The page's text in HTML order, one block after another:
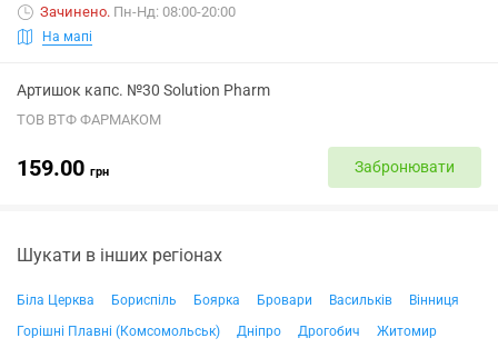
Зачинено. Пн-Нд: 08:00-20:00
На мапі
Артишок капс. №30 Solution Pharm
ТОВ ВТФ ФАРМАКОМ
159.00 грн Забронювати
Шукати в інших регіонах
Біла Церква Бориспіль Боярка Бровари Васильків
Вінниця
Горішні Плавні (Комсомольськ)
Дніпро Дрогобич
Житомир